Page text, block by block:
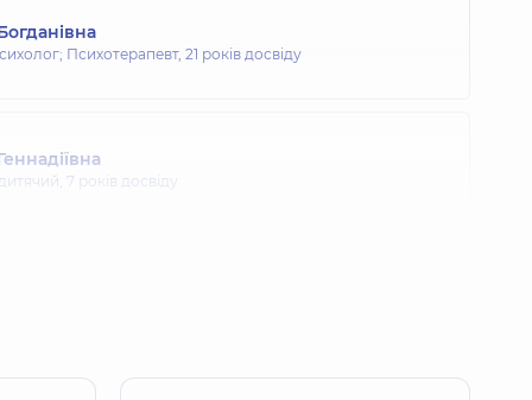
Психотерапевт, 21 років досвіду
7 років досвіду